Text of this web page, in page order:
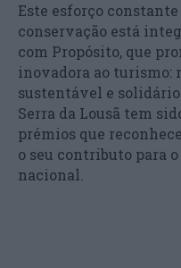
Este esforço
conservação está
com Propósito, que
inovadora ao turismo:
sustentável e
Serra da Lousã tem
prémios que
o seu contributo para
nacional.